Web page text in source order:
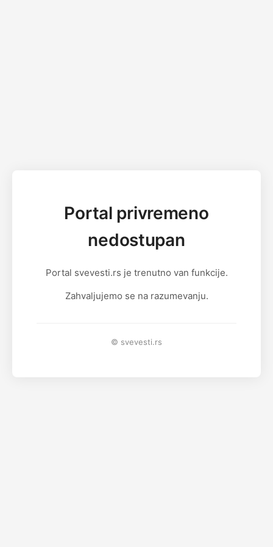
Portal privremeno
nedostupan
Portal svevesti.rs je trenutno van funkcije.
Zahvaljujemo se na razumevanju.
© svevesti.rs